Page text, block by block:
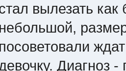
вылезать
небольшой,
посоветовали
Диагноз